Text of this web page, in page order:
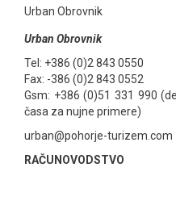
Urban Obrovnik
Urban Obrovnik
Tel: +386 (0)2 843 0550
Fax: -386 (0)2 843 0552
Gsm: +386 (0)51 331 990
časa za nujne primere)
urban@pohorje-turizem.com
RAČUNOVODSTVO